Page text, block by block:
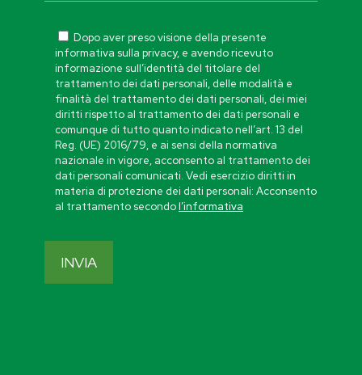
Dopo aver preso visione della presente
informativa sulla privacy, e avendo ricevuto
informazione sull’identità del titolare del
trattamento dei dati personali, delle modalità e
finalità del trattamento dei dati personali, dei miei
diritti rispetto al trattamento dei dati personali e
comunque di tutto quanto indicato nell’art. 13 del
Reg. (UE) 2016/79, e ai sensi della normativa
nazionale in vigore, acconsento al trattamento dei
dati personali comunicati. Vedi esercizio diritti in
materia di protezione dei dati personali: Acconsento
al trattamento secondol’informativa